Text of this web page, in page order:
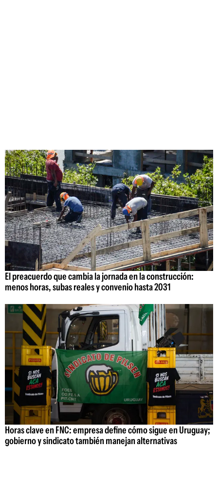
El preacuerdo que cambia la jornada en la construcción:
menos horas, subas reales y convenio hasta 2031
Horas clave en FNC: empresa define cómo sigue en Uruguay;
gobierno y sindicato también manejan alternativas